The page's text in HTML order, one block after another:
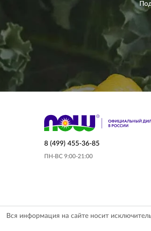
8 (499) 455-36-85
ПН-ВС 9:00-21:00
Вся информация на сайте носит